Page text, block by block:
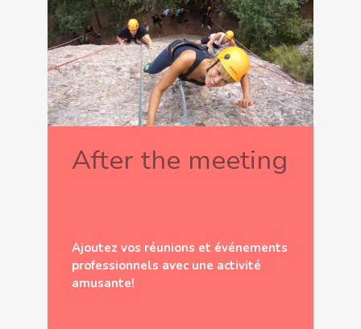
After the meeting
Ajoutez vos réunions et événements
professionnels avec une activité
amusante!